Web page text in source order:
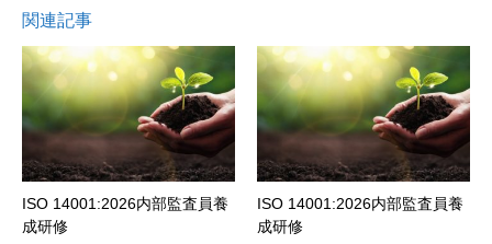
関連記事
ISO 14001:2026内部監査員養
成研修
ISO 14001:2026内部監査員養
成研修